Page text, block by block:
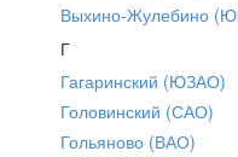
Выхино-Жулебино
Г
Гагаринский (ЮЗАО)
Головинский (САО)
Гольяново (ВАО)